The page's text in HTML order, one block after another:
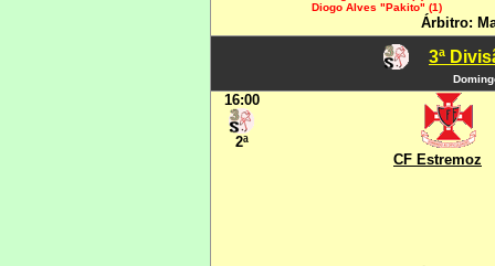
Diogo Alves "Pakito" (1)
Árbitro:
3ª
16:00
2ª
CF Estremoz